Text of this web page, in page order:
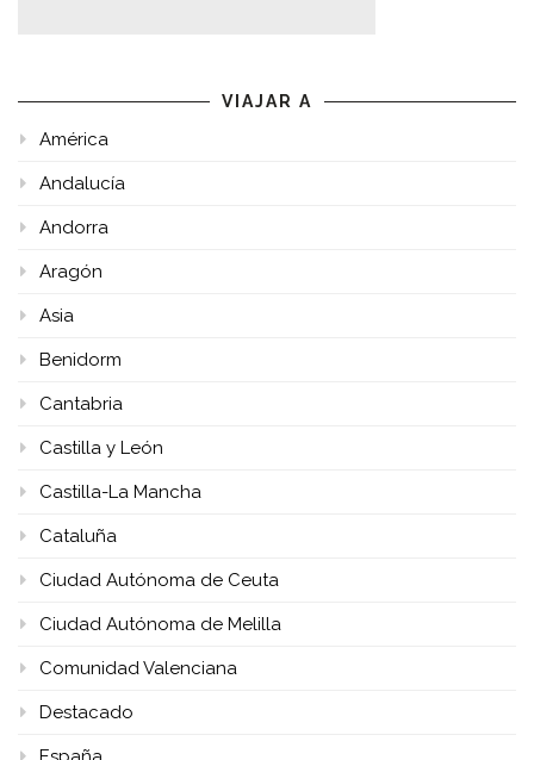
VIAJAR A
América
Andalucía
Andorra
Aragón
Asia
Benidorm
Cantabria
Castilla y León
Castilla-La Mancha
Cataluña
Ciudad Autónoma de Ceuta
Ciudad Autónoma de Melilla
Comunidad Valenciana
Destacado